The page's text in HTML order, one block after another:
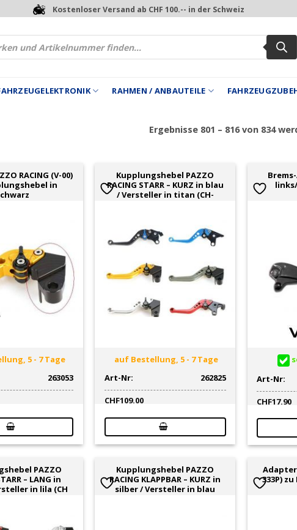
Kostenloser Versand ab CHF 100.-- in der Schweiz
RAHMEN / ANBAUTEILE
Ergebnisse 801 – 816 von 834
RACING (V-00)
in
5 - 7 Tage
263053
Kupplungshebel PAZZO
RACING STARR – KURZ in blau
/ Versteller in titan (CH-
auf Bestellung, 5 - 7 Tage
Art-Nr:
262825
CHF109.00
Art-Nr:
CHF17.90
PAZZO
– LANG in
in lila (CH
Kupplungshebel PAZZO
RACING KLAPPBAR – KURZ in
silber / Versteller in blau
Adapter
333P)